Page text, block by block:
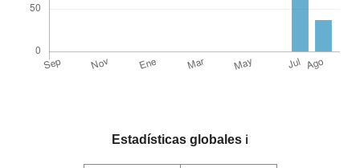
Estadísticas globales ℹ️